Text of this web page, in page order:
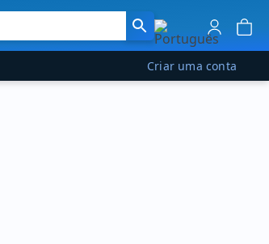
Criar uma conta